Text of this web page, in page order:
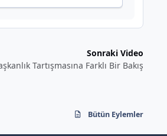
Sonraki Video
Tartışmasına Farklı Bir Bakış
Bütün Eylemler